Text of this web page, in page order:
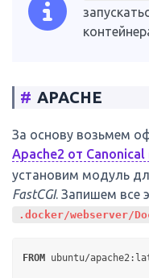
# APACHE
За основу возьмем
Apache2 от Canonical
установим модуль
FastCGI. Запишем все
.docker/webserver/
FROM ubuntu/